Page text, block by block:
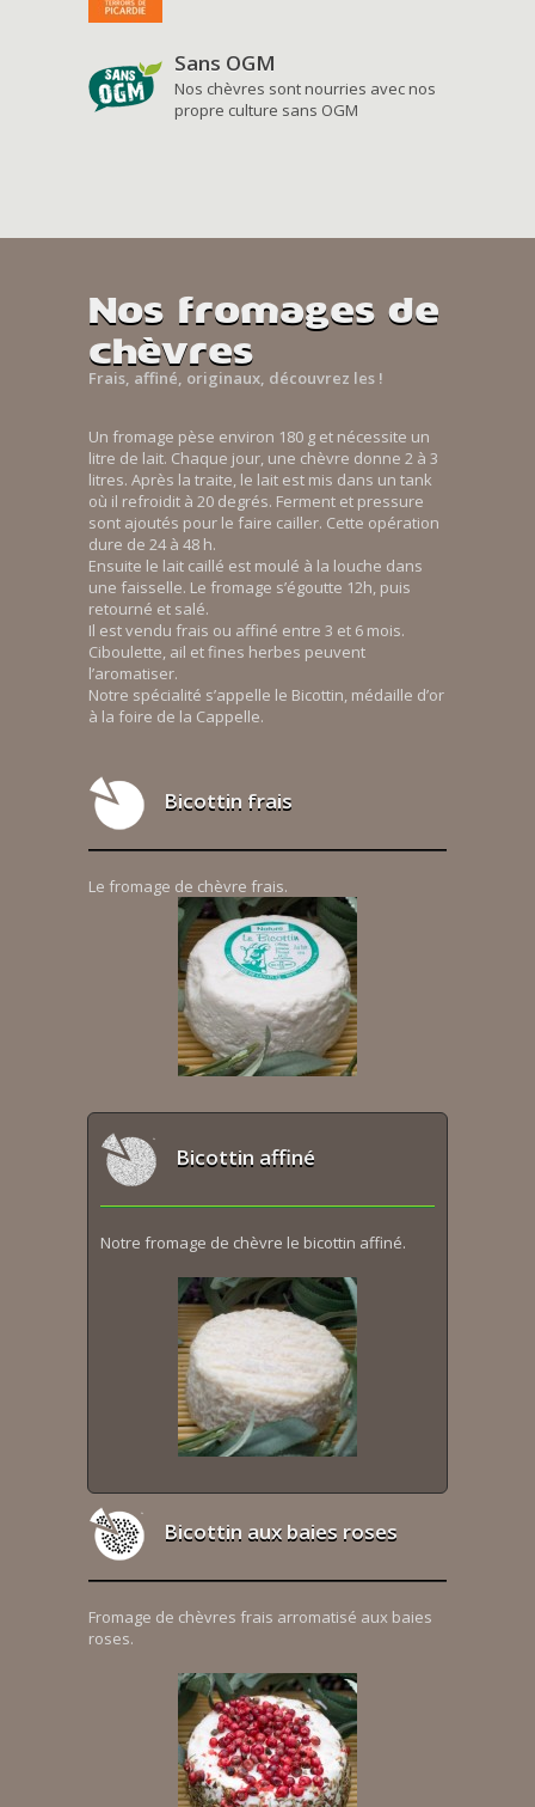
Sans OGM
Nos chèvres sont nourries avec nos
propre culture sans OGM
Nos fromages de
chèvres
Frais, affiné, originaux, découvrez les !
Un fromage pèse environ 180 g et nécessite un
litre de lait. Chaque jour, une chèvre donne 2 à 3
litres. Après la traite, le lait est mis dans un tank
où il refroidit à 20 degrés. Ferment et pressure
sont ajoutés pour le faire cailler. Cette opération
dure de 24 à 48 h.
Ensuite le lait caillé est moulé à la louche dans
une faisselle. Le fromage s’égoutte 12h, puis
retourné et salé.
Il est vendu frais ou affiné entre 3 et 6 mois.
Ciboulette, ail et fines herbes peuvent
l’aromatiser.
Notre spécialité s’appelle le Bicottin, médaille d’or
à la foire de la Cappelle.
Bicottin frais
Le fromage de chèvre frais.
Bicottin affiné
Notre fromage de chèvre le bicottin affiné.
Bicottin aux baies roses
Fromage de chèvres frais arromatisé aux baies
roses.